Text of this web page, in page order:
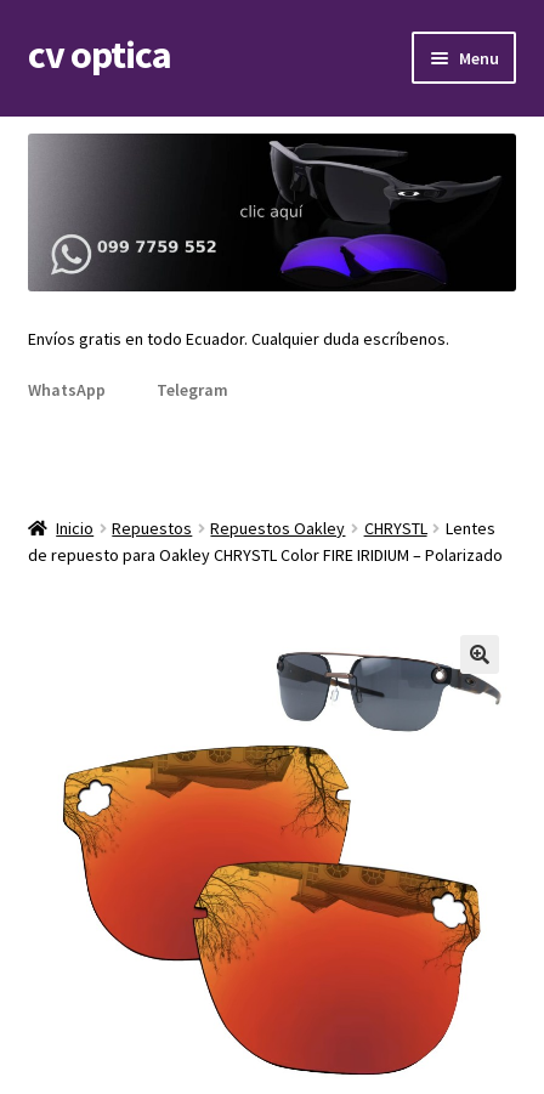
Skip
to
Skip
to
cv optica Menu
Armazones de lentes
child
menu
Expand
Repuestos
menu
Envíos gratis en todo Ecuador. Cualquier duda escríbenos.
WhatsApp Telegram
Inicio Repuestos Repuestos Oakley CHRYSTL
Lentes
de repuesto para Oakley CHRYSTL Color FIRE IRIDIUM – Polarizado